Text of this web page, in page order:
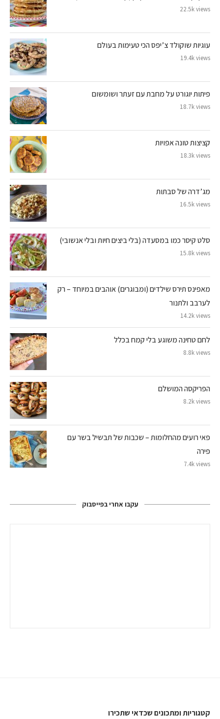
22.5k views
עוגיות שוקולד צ’יפס הכי טעימות בעולם
19.4k views
פיתות יוגורט על מחבת עם זעתר ושומשום
18.7k views
קציצות טונה אפויות
18.3k views
מג’דרה של סבתות
16.5k views
סלט קיסר כמו במסעדה (בלי ביצים חיות ובלי אנשובי)
15.8k views
מאפינס תירס שילדים (ומבוגרים) אוהבים במיוחד – רק
לערבב ולתנור
14.2k views
לחם טחינה משוגע בלי קמח בכלל
8.8k views
הפריקסה המושלם
8.2k views
פאי רועים מהחלומות – שכבות של תבשיל בשר עם
פירה
7.4k views
עקבו אחרי בפייסבוק
קטגוריות ומתכונים שכדאי שתכירו